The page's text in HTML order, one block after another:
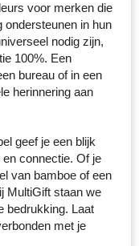
voor merken die
ondersteunen in hun
nodig zijn,
100%. Een
bureau of in een
herinnering aan
geef je een blijk
connectie. Of je
van bamboe of een
MultiGift staan we
bedrukking. Laat
met je